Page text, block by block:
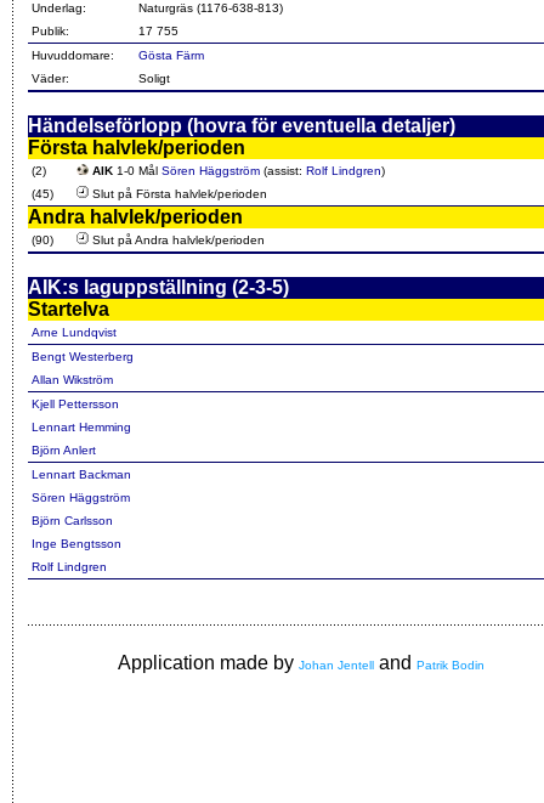
Underlag:
Naturgräs (1176-638-813)
Publik:
17 755
Huvuddomare:
Gösta Färm
Väder:
Soligt
Händelseförlopp (hovra för eventuella detaljer)
Första halvlek/perioden
(2) AIK 1-0 Mål Sören Häggström (assist: Rolf Lindgren)
(45)
Slut på Första halvlek/perioden
Andra halvlek/perioden
(90) Slut på Andra halvlek/perioden
AIK:s laguppställning (2-3-5)
Startelva
Arne Lundqvist
Bengt Westerberg
Allan Wikström
Kjell Pettersson
Lennart Hemming
Björn Anlert
Lennart Backman
Sören Häggström
Björn Carlsson
Inge Bengtsson
Rolf Lindgren
Application made by Johan Jentell and Patrik Bodin